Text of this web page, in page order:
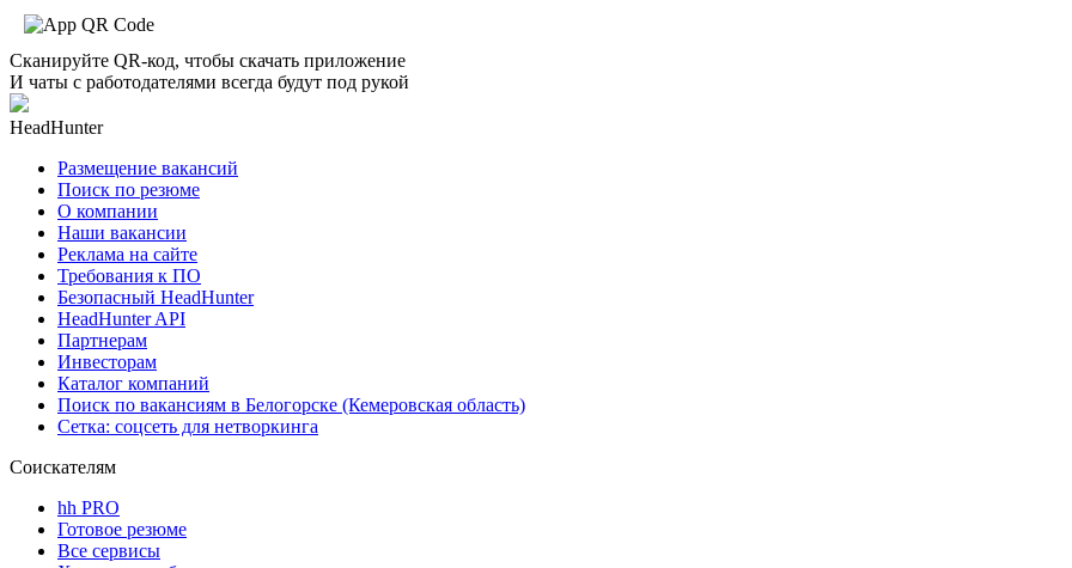
Сканируйте QR-код, чтобы скачать приложение
И чаты с работодателями всегда будут под рукой
HeadHunter
Размещение вакансий
Поиск по резюме
О компании
Наши вакансии
Реклама на сайте
Требования к ПО
Безопасный HeadHunter
HeadHunter API
Партнерам
Инвесторам
Каталог компаний
Поиск по вакансиям в Белогорске (Кемеровская область)
Сетка: соцсеть для нетворкинга
Соискателям
hh PRO
Готовое резюме
Все сервисы